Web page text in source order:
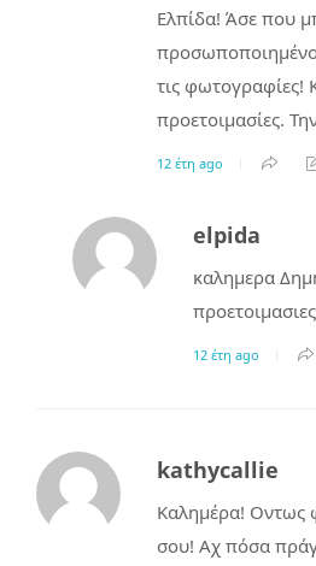
Ελπίδα! Άσε που
τις φωτογραφίες!
προετοιμασίες.
12 έτη ago
elpida
καλημερα
12 έτη ago
kathycallie
Καλημέρα! Οντως
σου! Αχ πόσα